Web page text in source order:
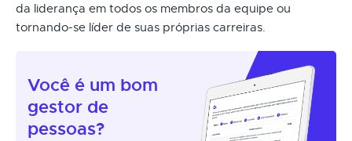
da liderança em todos os membros da equipe ou
tornando-se líder de suas próprias carreiras.
Você é um bom
gestor de
pessoas?